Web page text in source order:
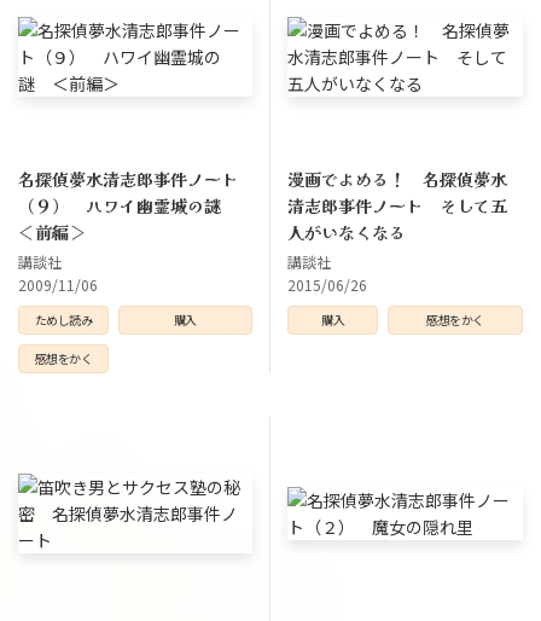
名探偵夢水清志郎事件ノート
（９） ハワイ幽霊城の謎
＜前編＞
講談社
2009/11/06
ためし読み 購入
感想をかく
漫画でよめる！ 名探偵夢水
清志郎事件ノート そして五
人がいなくなる
講談社
2015/06/26
購入 感想をかく